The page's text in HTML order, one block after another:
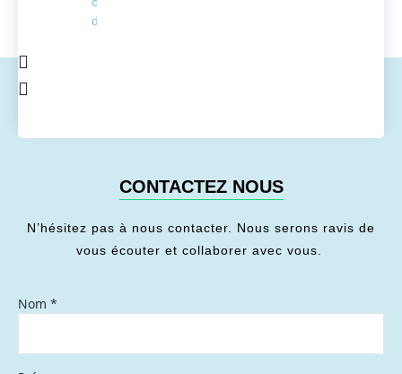
de l'énergie
CONTACTEZ NOUS
N’hésitez pas à nous contacter. Nous serons ravis de
vous écouter et collaborer avec vous.
Nom *